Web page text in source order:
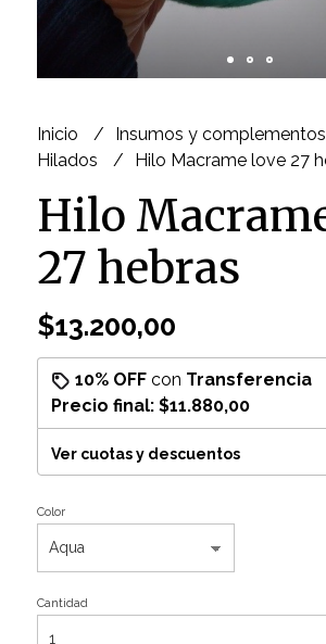
Inicio
Insumos y complementos
Hilados
Hilo Macrame love 27
Hilo
27 hebras
$13.200,00
10% OFFcon Transferencia
Precio final: $11.880,00
Ver cuotas y descuentos
Color
Cantidad